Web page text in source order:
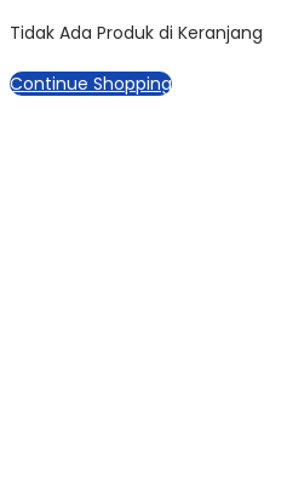
Tidak Ada Produk di Keranjang
Continue Shopping